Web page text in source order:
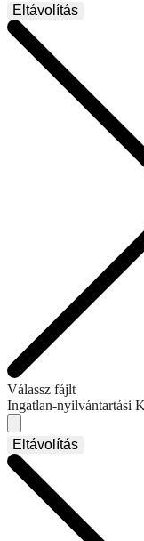
Eltávolítás
Válassz fájlt
Ingatlan-nyilvántartási
Eltávolítás